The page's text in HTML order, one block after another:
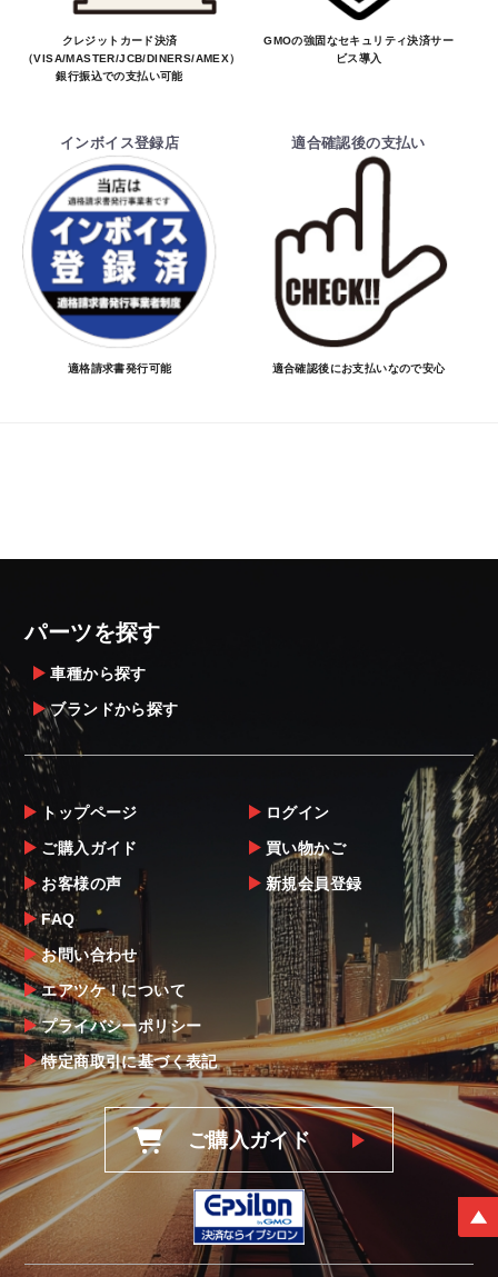
クレジットカード決済
（VISA/MASTER/JCB/DINERS/AMEX）、
銀行振込での支払い可能
GMOの強固なセキュリティ決済サー
ビス導入
インボイス登録店
適格請求書発行可能
適合確認後の支払い
適合確認後にお支払いなので安心
パーツを探す
車種から探す
ブランドから探す
トップページ
ご購入ガイド
お客様の声
FAQ
お問い合わせ
エアツケ！について
プライバシーポリシー
特定商取引に基づく表記
ログイン
買い物かご
新規会員登録
ご購入ガイド